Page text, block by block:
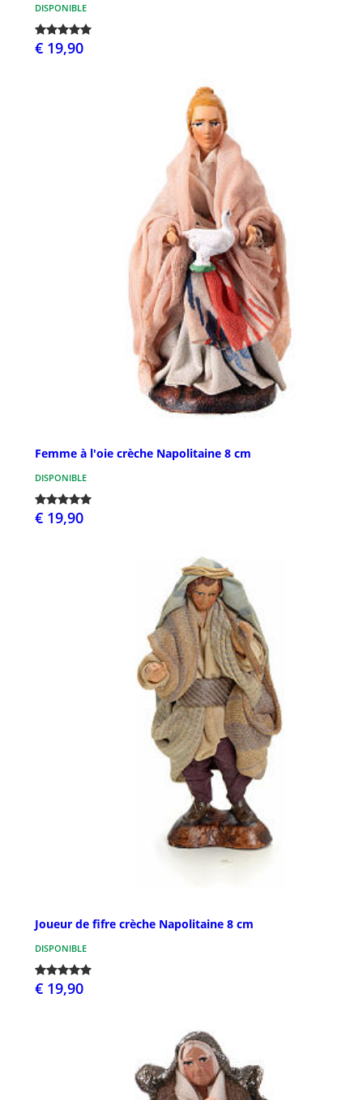
DISPONIBLE
€ 19,90
Femme à l'oie crèche Napolitaine 8 cm
DISPONIBLE
€ 19,90
Joueur de fifre crèche Napolitaine 8 cm
DISPONIBLE
€ 19,90